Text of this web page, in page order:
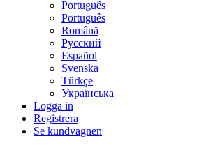
Português
Português
Română
Русский
Español
Svenska
Türkçe
Українська
Logga in
Registrera
Se kundvagnen